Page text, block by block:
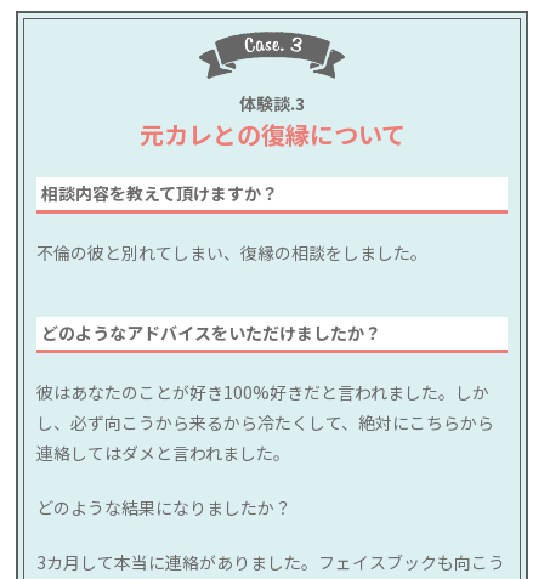
体験談.3
元カレとの復縁について
相談内容を教えて頂けますか？
不倫の彼と別れてしまい、復縁の相談をしました。
どのようなアドバイスをいただけましたか？
彼はあなたのことが好き100%好きだと言われました。しか
し、必ず向こうから来るから冷たくして、絶対にこちらから
連絡してはダメと言われました。
どのような結果になりましたか？
3カ月して本当に連絡がありました。フェイスブックも向こう